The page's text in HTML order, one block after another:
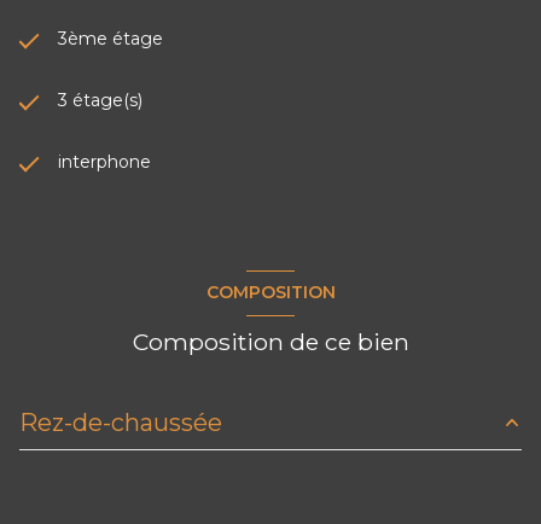
3ème étage
3 étage(s)
interphone
COMPOSITION
Composition de ce bien
Rez-de-chaussée